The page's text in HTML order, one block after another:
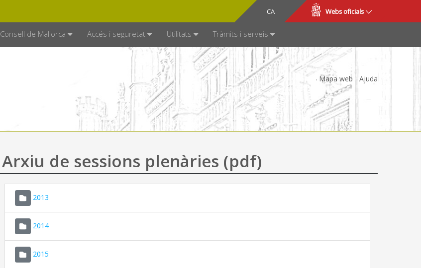
CA
ES Webs oficials
Consell de Mallorca Accés i seguretat Utilitats Tràmits i serveis
Mapa web Ajuda
Arxiu de sessions plenàries (pdf)
2013
2014
2015